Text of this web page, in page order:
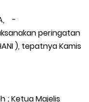
kW Diharapkan Jadi
Buka Solusi Tambang
-
peringatan
), tepatnya Kamis
; Ketua Majelis